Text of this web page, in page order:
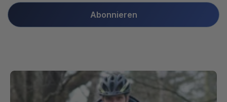
Abonnieren